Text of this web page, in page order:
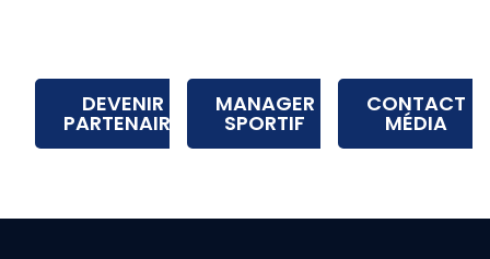
DEVENIR
PARTENAIRE
MANAGER
SPORTIF
CONTACT
MÉDIA